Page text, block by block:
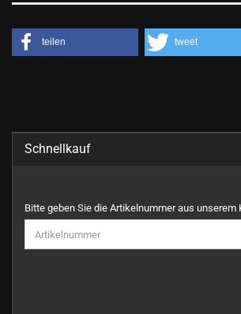
teilen tweet
Schnellkauf
BITTE
GEBEN
SIE
DIE
Bitte geben Sie die Artikelnummer aus unserem